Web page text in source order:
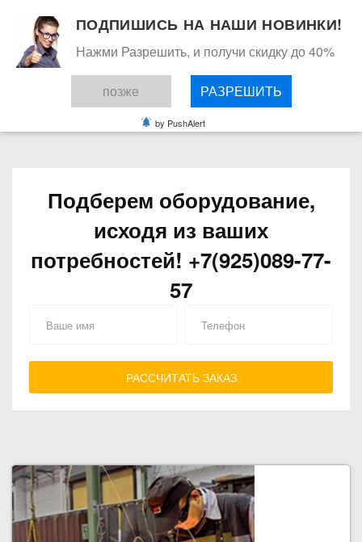
Подберем оборудование,
исходя из ваших
потребностей! +7(925)089-77-
57
ПОДПИШИСЬ НА НАШИ НОВИНКИ!
Нажми Разрешить, и получи скидку до 40%
позже РАЗРЕШИТЬ
by PushAlert